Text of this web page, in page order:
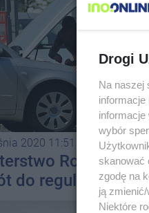
2020 11:51
Rozwoju
do regulacji
na auta używane
Drogi
Na naszej
informacje
informacje
wybór
skanować
zgodę na
ją
Niektóre